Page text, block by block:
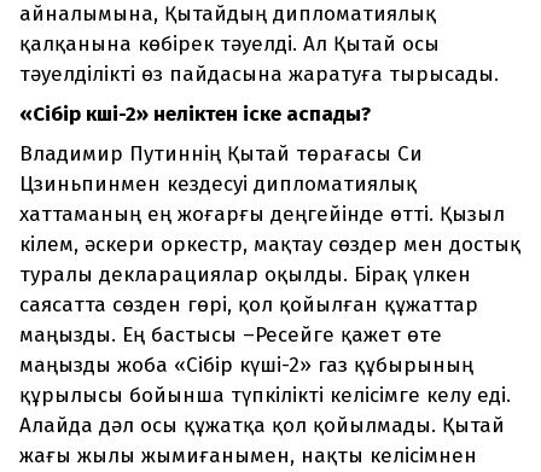
айналымына, Қытайдың дипломатиялық
қалқанына көбірек тәуелді. Ал Қытай осы
тәуелділікті өз пайдасына жаратуға тырысады.
«Сібір күші-2» неліктен іске аспады?
Владимир Путиннің Қытай төрағасы Си
Цзиньпинмен кездесуі дипломатиялық
хаттаманың ең жоғарғы деңгейінде өтті. Қызыл
кілем, әскери оркестр, мақтау сөздер мен достық
туралы декларациялар оқылды. Бірақ үлкен
саясатта сөзден гөрі, қол қойылған құжаттар
маңызды. Ең бастысы –Ресейге қажет өте
маңызды жоба «Сібір күші-2» газ құбырының
құрылысы бойынша түпкілікті келісімге келу еді.
Алайда дәл осы құжатқа қол қойылмады. Қытай
жағы жылы жымиғанымен, нақты келісімнен